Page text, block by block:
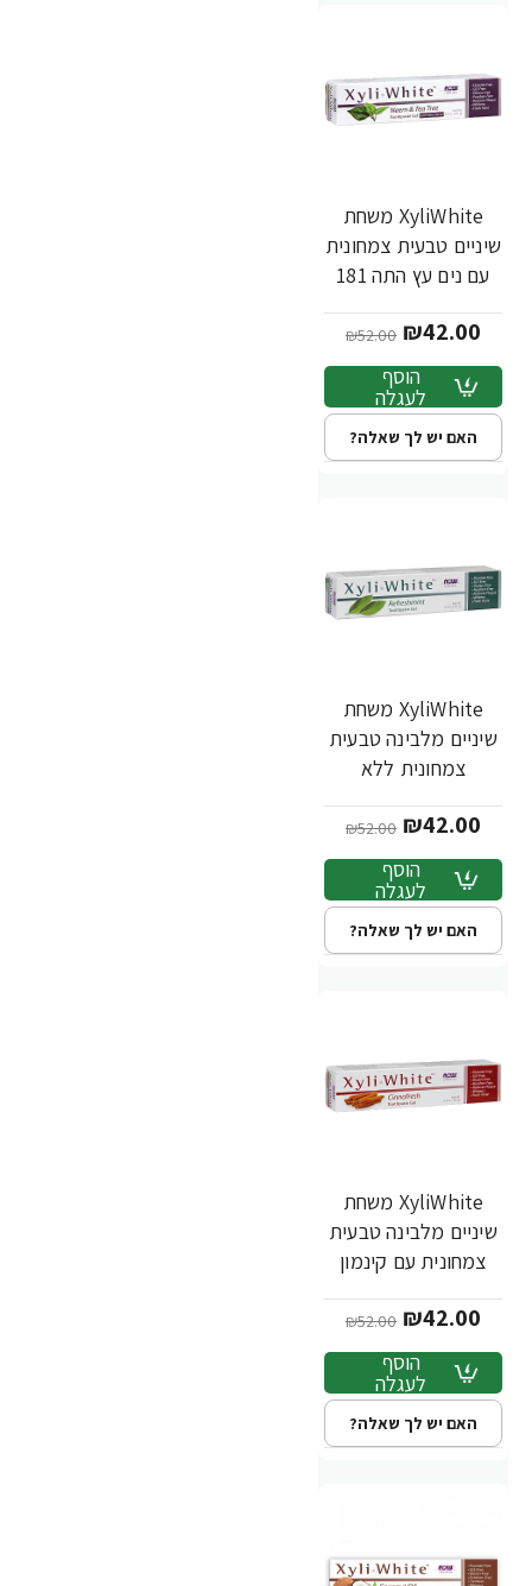
-19%
XyliWhite משחת
שיניים טבעית צמחונית
עם נים עץ התה 181
FOODS
₪42.00
₪52.00
הוסף
לעגלה
האם יש לך שאלה?
-19%
XyliWhite משחת
שיניים מלבינה טבעית
צמחונית ללא
מבית NOW FOODS
₪42.00
₪52.00
הוסף
לעגלה
האם יש לך שאלה?
-19%
XyliWhite משחת
שיניים מלבינה טבעית
צמחונית עם קינמון
FOODS
₪42.00
₪52.00
הוסף
לעגלה
האם יש לך שאלה?